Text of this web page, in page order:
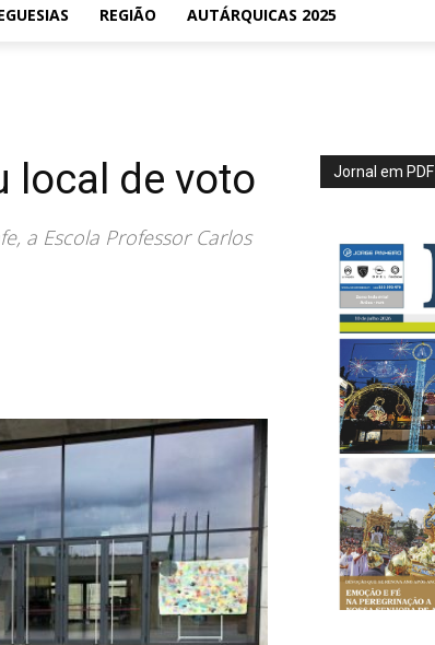
REGIÃO AUTÁRQUICAS 2025
local de voto
a Escola Professor Carlos
Jornal em PDF